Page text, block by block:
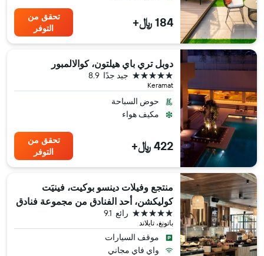
184 ﷼+
تحقق من
التوفر
دوبل تري باي هيلتون، كوالالمبور
Keramat
8.9 جيد جدًا 5 نجوم
حوض السباحة
مكيف هواء
422 ﷼+
تحقق من
التوفر
منتجع وفيلات دينسو بوكيت، فينيَت
كوليكشن، أحد الفنادق من مجموعة فنادق
إنتركونتيننتال
باتونغ، تايلاند
9.1 رائع 5 نجوم
موقف السيارات
واي فاي مجاني